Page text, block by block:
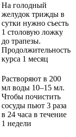
На голодный
желудок трижды в
сутки нужно съесть
1 столовую ложку
до трапезы.
Продолжительность
курса 1 месяц
Растворяют в 200
мл воды 10–15 мл.
Чтобы почистить
сосуды пьют 3 раза
в 24 часа в течение
1 недели